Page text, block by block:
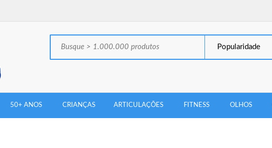
Popularidade
50+ ANOS CRIANÇAS ARTICULAÇÕES FITNESS OLHOS